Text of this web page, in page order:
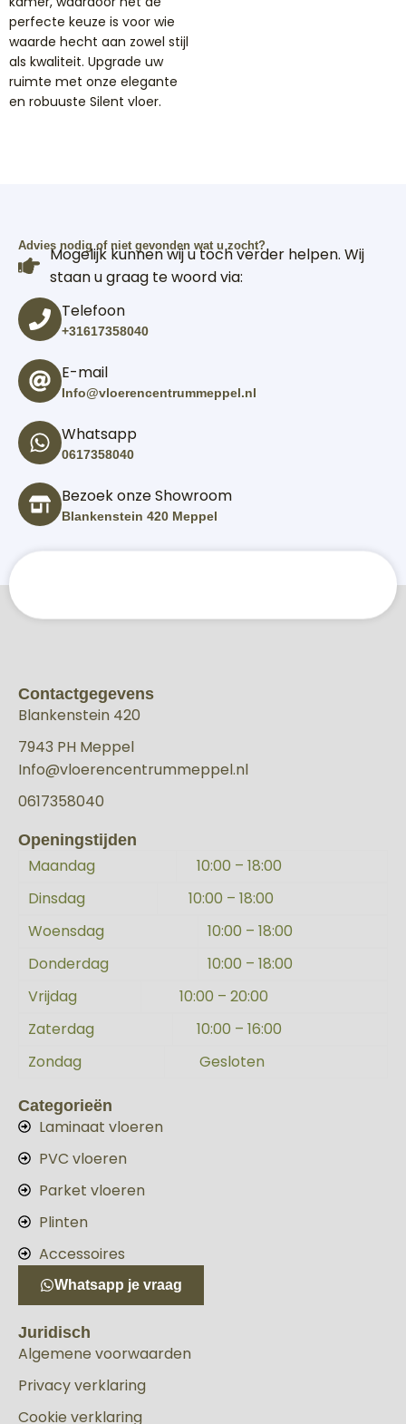
perfecte keuze is voor wie
waarde hecht aan zowel stijl
als kwaliteit. Upgrade uw
ruimte met onze elegante
en robuuste Silent vloer.
Advies nodig of niet gevonden wat u zocht?
Mogelijk kunnen wij u toch verder helpen. Wij
staan u graag te woord via:
Telefoon
+31617358040
E-mail
Info@vloerencentrummeppel.nl
Whatsapp
0617358040
Bezoek onze Showroom
Blankenstein 420 Meppel
Contactgegevens
Blankenstein 420
7943 PH Meppel
Info@vloerencentrummeppel.nl
0617358040
Openingstijden
Maandag
10:00 – 18:00
Dinsdag
10:00 – 18:00
Woensdag
10:00 – 18:00
Donderdag
10:00 – 18:00
Vrijdag
10:00 – 20:00
Zaterdag
10:00 – 16:00
Zondag
Gesloten
Categorieën
Laminaat vloeren
PVC vloeren
Parket vloeren
Plinten
Accessoires
Whatsapp je vraag
Juridisch
Algemene voorwaarden
Privacy verklaring
Cookie verklaring